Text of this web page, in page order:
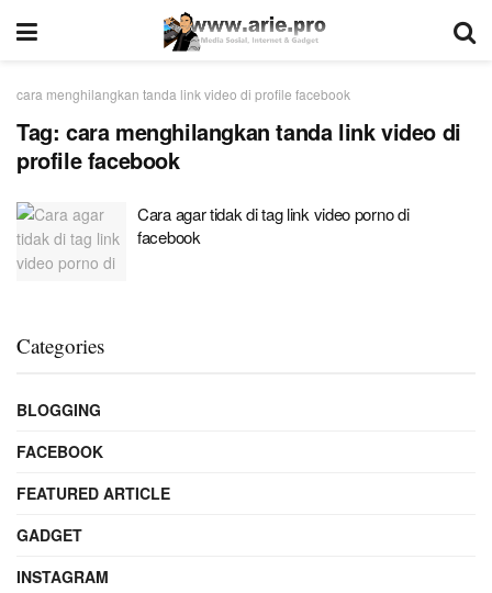
cara menghilangkan tanda link video di profile facebook
Tag: cara menghilangkan tanda link video di
profile facebook
Cara agar tidak di tag link video porno di
facebook
Categories
BLOGGING
FACEBOOK
FEATURED ARTICLE
GADGET
INSTAGRAM